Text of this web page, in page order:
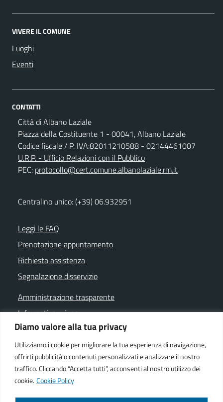
Diamo valore alla tua privacy
Utilizziamo i cookie per migliorare la tua esperienza di navigazione,
offrirti pubblicità o contenuti personalizzati e analizzare il nostro
traffico. Cliccando “Accetta tutti”, acconsenti al nostro utilizzo dei
cookie. Cookie Policy
VIVERE IL COMUNE
Luoghi
Eventi
CONTATTI
Città di Albano Laziale
Piazza della Costituente 1 - 00041, Albano Laziale
Codice fiscale / P. IVA:82011210588 - 02144461007
U.R.P. - Ufficio Relazioni con il Pubblico
PEC: protocollo@cert.comune.albanolaziale.rm.it
Centralino unico: (+39) 06.932951
Leggi le FAQ
Prenotazione appuntamento
Richiesta assistenza
Segnalazione disservizio
Amministrazione trasparente
Informativa privacy
Note legali
Dichiarazione di accessibilità
Cookie policy